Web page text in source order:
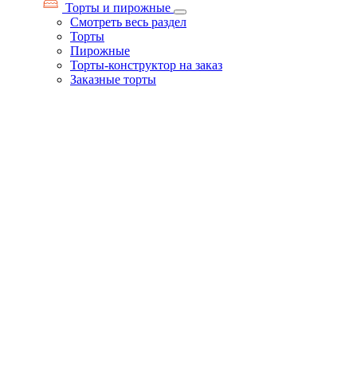
Торты и пирожные
Смотреть весь раздел
Торты
Пирожные
Торты-конструктор на заказ
Заказные торты